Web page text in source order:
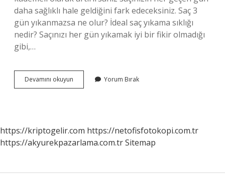
daha sağlıklı hale geldiğini fark edeceksiniz. Saç 3
gün yıkanmazsa ne olur? İdeal saç yıkama sıklığı
nedir? Saçınızı her gün yıkamak iyi bir fikir olmadığı
gibi,…
Devamını okuyun
Saç
Yorum Bırak
https://kriptogelir.com https://netofisfotokopi.com.tr
https://akyurekpazarlama.com.trSitemap